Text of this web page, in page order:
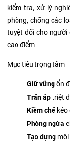
kiểm tra, xử lý
phòng, chống các
tuyệt đối cho người
cao điểm
Mục tiêu trọng tâm
Giữ vữngổn
Trấn áptriệt
Kiềm chế
Phòng ngừa
Tạo dựng